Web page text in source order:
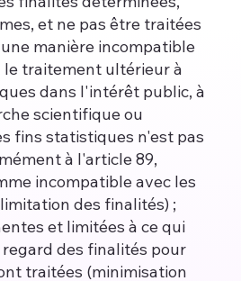
et ne pas être traitées
manière incompatible
le traitement ultérieur à
dans l'intérêt public, à
scientifique ou
fins statistiques n'est pas
à l'article 89,
incompatible avec les
des finalités) ;
et limitées à ce qui
des finalités pour
traitées (minimisation